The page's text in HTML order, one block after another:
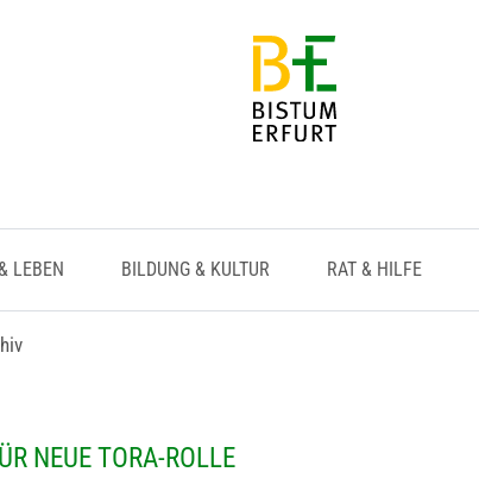
LEBEN BILDUNG & KULTUR RAT & HILFE
NEUE TORA-ROLLE